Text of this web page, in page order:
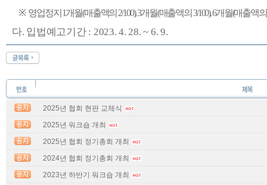
※ 영업정지 1개월(매출액의 2/100), 3개월(매출액의 3/100), 6개월(매출액
다. 입법예고기간 : 2023. 4. 28. ~ 6. 9.
2025년 협회 현판 교체식
2025년 워크숍 개최
2025년 협회 정기총회 개최
2024년 협회 정기총회 개최
2023년 하반기 워크숍 개최